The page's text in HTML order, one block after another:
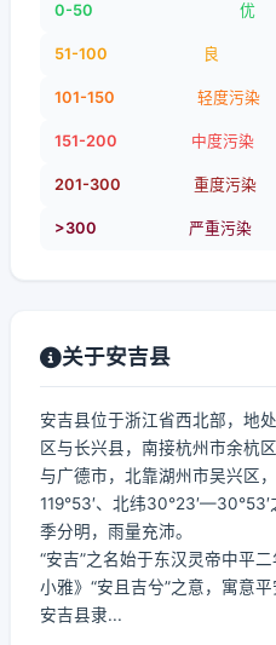
0-50 优
51-100 良
101-150 轻度污染
151-200 中度污染
201-300 重度污染
>300 严重污染
关于安吉县
安吉县位于浙江省西北部，地
区与长兴县，南接杭州市余杭
与广德市，北靠湖州市吴兴区
119°53′、北纬
季分明，雨量充沛。
“安吉”之名始于东汉灵帝中平
小雅》“安且吉兮”之意，寓意
安吉县隶...